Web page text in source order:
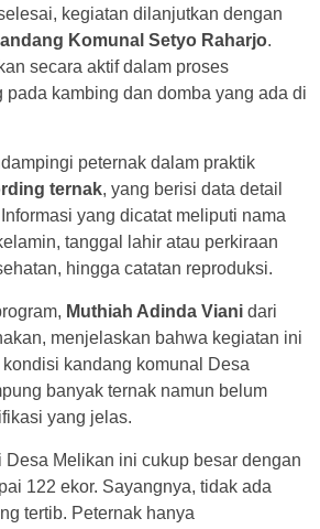
kegiatan dilanjutkan dengan
Komunal Setyo Raharjo.
secara aktif dalam proses
pada kambing dan domba yang ada di
peternak dalam praktik
ternak, yang berisi data detail
yang dicatat meliputi nama
tanggal lahir atau perkiraan
hingga catatan reproduksi.
Muthiah Adinda Viani dari
menjelaskan bahwa kegiatan ini
kandang komunal Desa
banyak ternak namun belum
yang jelas.
Desa Melikan ini cukup besar dengan
122 ekor. Sayangnya, tidak ada
tertib. Peternak hanya